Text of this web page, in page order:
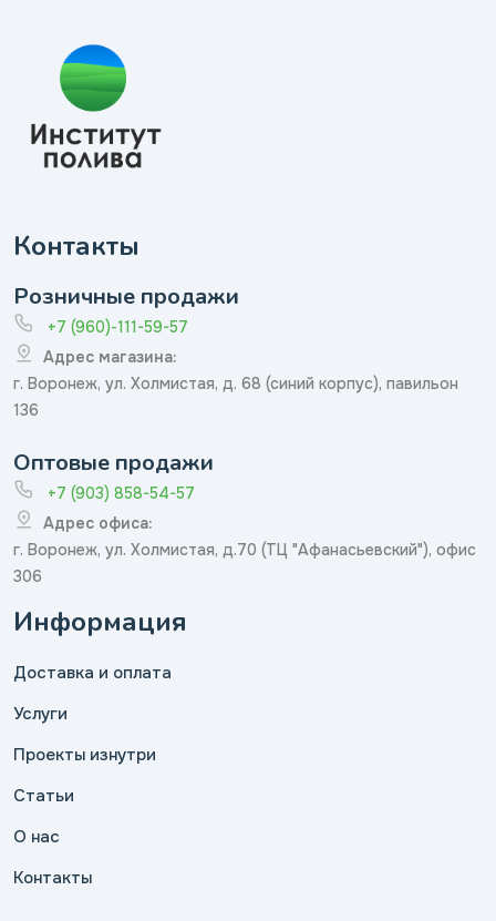
Контакты
Розничные продажи
+7 (960)-111-59-57
Адрес магазина:
г. Воронеж, ул. Холмистая, д. 68 (синий корпус), павильон
136
Оптовые продажи
+7 (903) 858-54-57
Адрес офиса:
г. Воронеж, ул. Холмистая, д.70 (ТЦ "Афанасьевский"), офис
306
Информация
Доставка и оплата
Услуги
Проекты изнутри
Статьи
О нас
Контакты